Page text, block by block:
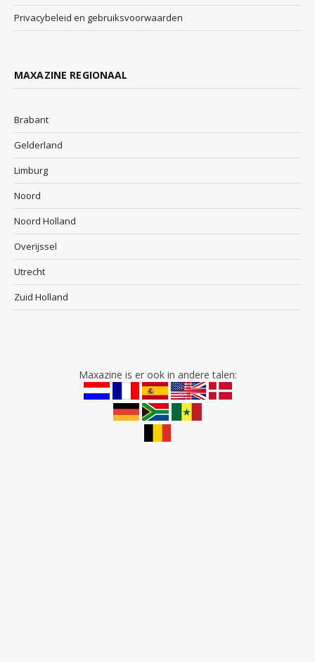
Privacybeleid en gebruiksvoorwaarden
MAXAZINE REGIONAAL
Brabant
Gelderland
Limburg
Noord
Noord Holland
Overijssel
Utrecht
Zuid Holland
Maxazine is er ook in andere talen: